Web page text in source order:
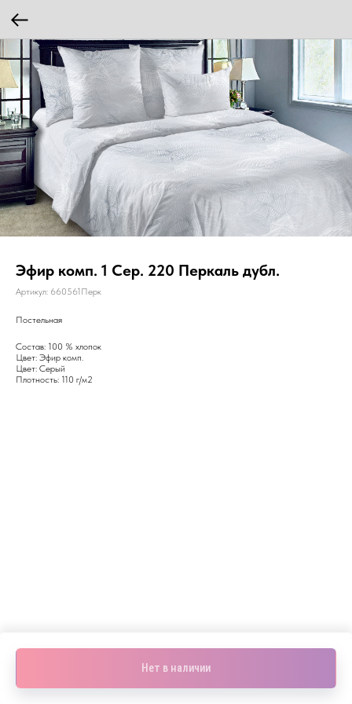
Эфир комп. 1 Сер. 220 Перкаль дубл.
Артикул: 660561Перк
Нет в наличии
Постельная
Состав: 100 % хлопок
Цвет: Эфир комп.
Цвет: Серый
Плотность: 110 г/м2